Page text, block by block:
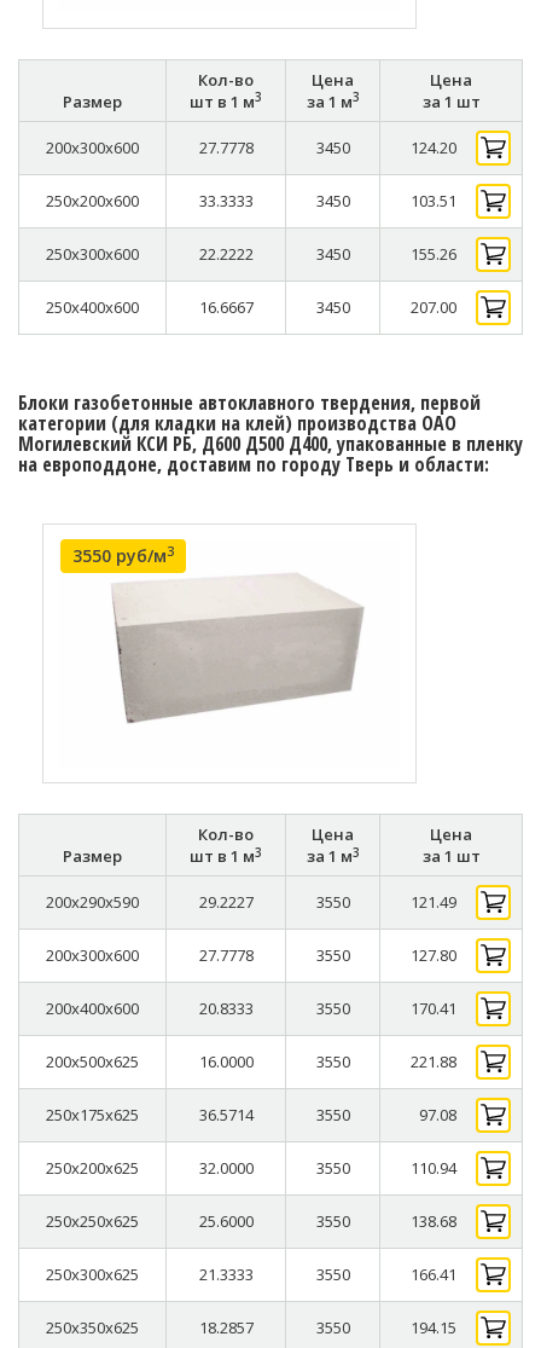
Размер
Кол-во
шт в 1 м3
Цена
за 1 м3
Цена
за 1 шт
200x300x600 27.7778 3450 124.20
250x200x600 33.3333 3450 103.51
250x300x600 22.2222 3450 155.26
250x400x600 16.6667 3450 207.00
Блоки газобетонные автоклавного твердения, первой
категории (для кладки на клей) производства ОАО
Могилевский КСИ РБ, Д600 Д500 Д400, упакованные в пленку
на европоддоне, доставим по городу Тверь и области:
3550 руб/м3
Размер
Кол-во
шт в 1 м3
Цена
за 1 м3
Цена
за 1 шт
200x290x590 29.2227 3550 121.49
200x300x600 27.7778 3550 127.80
200x400x600 20.8333 3550 170.41
200x500x625 16.0000 3550 221.88
250x175x625 36.5714 3550 97.08
250x200x625 32.0000 3550 110.94
250x250x625 25.6000 3550 138.68
250x300x625 21.3333 3550 166.41
250x350x625 18.2857 3550 194.15